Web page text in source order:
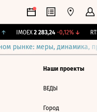
IMOEX 2 283,24 -0,12%↓
рынке: меры, динамика,
Наши проекты
ВЕДЫ
Город